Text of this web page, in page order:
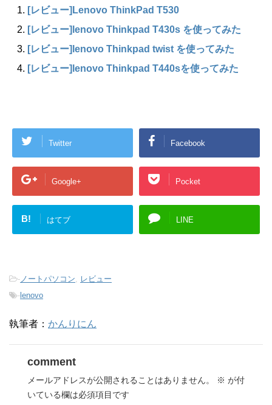
[レビュー]Lenovo ThinkPad T530
[レビュー]lenovo Thinkpad T430s を使ってみた
[レビュー]lenovo Thinkpad twist を使ってみた
[レビュー]lenovo Thinkpad T440sを使ってみた
Twitter Facebook
Google+ Pocket
B! はてブ LINE
-ノートパソコン, レビュー
- lenovo
執筆者： かんりにん
comment
メールアドレスが公開されることはありません。 ※ が付
いている欄は必須項目です